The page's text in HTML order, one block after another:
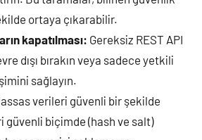
ortaya çıkarabilir.
kapatılması: Gereksiz REST API
dışı bırakın veya sadece yetkili
sağlayın.
verileri güvenli bir şekilde
güvenli biçimde (hash ve salt)